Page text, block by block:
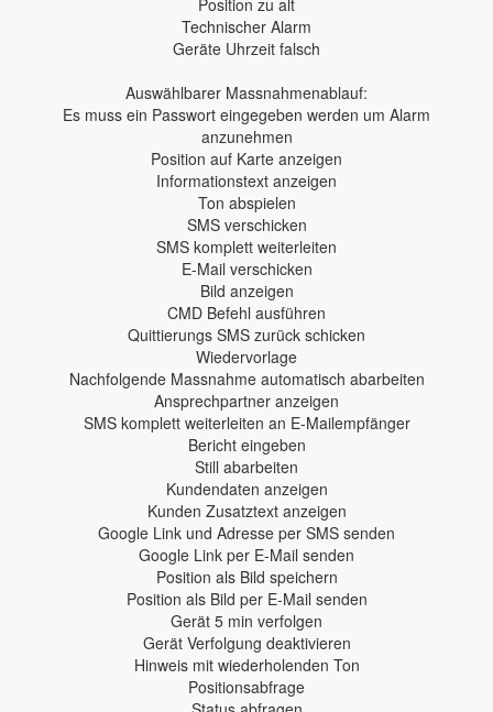
Position zu alt
Technischer Alarm
Geräte Uhrzeit falsch
Auswählbarer Massnahmenablauf:
Es muss ein Passwort eingegeben werden um Alarm
anzunehmen
Position auf Karte anzeigen
Informationstext anzeigen
Ton abspielen
SMS verschicken
SMS komplett weiterleiten
E-Mail verschicken
Bild anzeigen
CMD Befehl ausführen
Quittierungs SMS zurück schicken
Wiedervorlage
Nachfolgende Massnahme automatisch abarbeiten
Ansprechpartner anzeigen
SMS komplett weiterleiten an E-Mailempfänger
Bericht eingeben
Still abarbeiten
Kundendaten anzeigen
Kunden Zusatztext anzeigen
Google Link und Adresse per SMS senden
Google Link per E-Mail senden
Position als Bild speichern
Position als Bild per E-Mail senden
Gerät 5 min verfolgen
Gerät Verfolgung deaktivieren
Hinweis mit wiederholenden Ton
Positionsabfrage